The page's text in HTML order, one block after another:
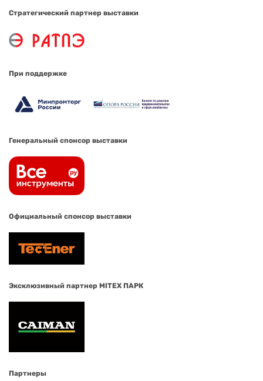
Стратегический партнер выставки
При поддержке
Генеральный спонсор выставки
Официальный спонсор выставки
Эксклюзивный партнер MITEX ПАРК
Партнеры